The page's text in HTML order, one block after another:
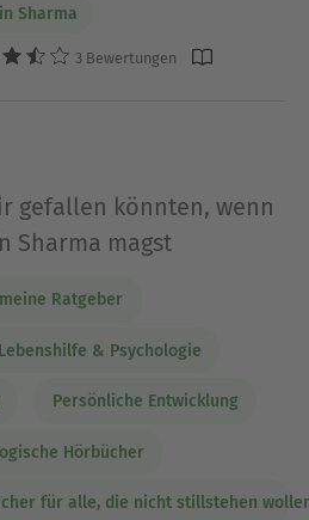
Sharma
3 Bewertungen
gefallen könnten, wenn
Sharma magst
Ratgeber
& Psychologie
Persönliche Entwicklung
Hörbücher
für alle, die nicht stillstehen